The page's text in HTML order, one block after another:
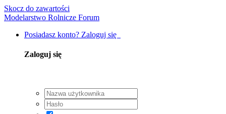
Skocz do zawartości
Modelarstwo Rolnicze Forum
Posiadasz konto? Zaloguj się
Zaloguj się